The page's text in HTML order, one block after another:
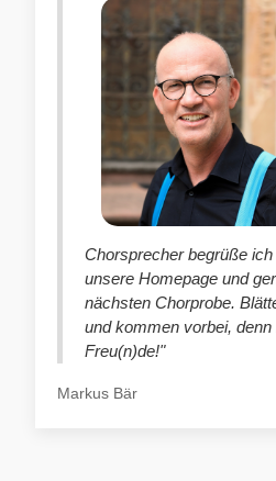
Chorsprecher begrüße
unsere Homepage und
nächsten Chorprobe.
und kommen vorbei,
Freu(n)de!"
Markus Bär